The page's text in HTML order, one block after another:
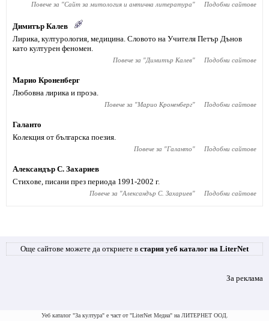
Повече за "Сайт за митология и антична литература" Подобни сайтове
Димитър Калев
Лирика, културология, медицина. Словото на Учителя Петър Дънов
като културен феномен.
Повече за "Димитър Калев" Подобни сайтове
Марио Кроненберг
Любовна лирика и проэа.
Повече за "Марио Кроненберг" Подобни сайтове
Галанто
Колекция от българска поезия.
Повече за "Галанто" Подобни сайтове
Александър С. Захариев
Стихове, писани през периода 1991-2002 г.
Повече за "Александър С. Захариев" Подобни сайтове
Още сайтове можете да откриете в стария уеб каталог на LiterNet
За реклама
Уеб каталог "За култура" е част от "LiterNet Медиа" на ЛИТЕРНЕТ ООД.